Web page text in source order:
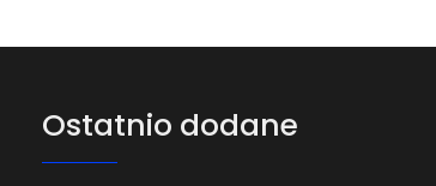
Ostatnio dodane